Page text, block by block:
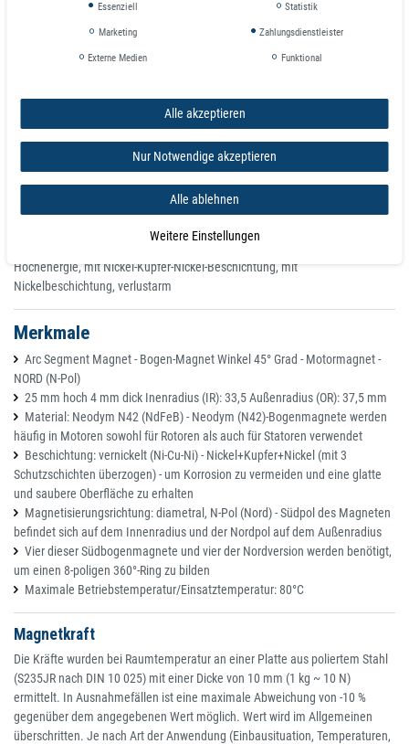
Eigenschaften
Form: Bogen, segmentförmig maßgefertigt
elektrisches Handwerkzeug, für Pumpen
Sonstige Eigenschaften: anisotrop, für Hochleistungsanwendungen,
Hochenergie, mit Nickel-Kupfer-Nickel-Beschichtung, mit
Nickelbeschichtung, verlustarm
Merkmale
Arc Segment Magnet - Bogen-Magnet Winkel 45° Grad - Motormagnet -
NORD (N-Pol)
25 mm hoch 4 mm dick Inenradius (IR): 33,5 Außenradius (OR): 37,5 mm
Material: Neodym N42 (NdFeB) - Neodym (N42)-Bogenmagnete werden
häufig in Motoren sowohl für Rotoren als auch für Statoren verwendet
Beschichtung: vernickelt (Ni-Cu-Ni) - Nickel+Kupfer+Nickel (mit 3
Schutzschichten überzogen) - um Korrosion zu vermeiden und eine glatte
und saubere Oberfläche zu erhalten
Magnetisierungsrichtung: diametral, N-Pol (Nord) - Südpol des Magneten
befindet sich auf dem Innenradius und der Nordpol auf dem Außenradius
Vier dieser Südbogenmagnete und vier der Nordversion werden benötigt,
um einen 8-poligen 360°-Ring zu bilden
Maximale Betriebstemperatur/Einsatztemperatur: 80°C
Magnetkraft
Die Kräfte wurden bei Raumtemperatur an einer Platte aus poliertem Stahl
(S235JR nach DIN 10 025) mit einer Dicke von 10 mm (1 kg ~ 10 N)
ermittelt. In Ausnahmefällen ist eine maximale Abweichung von -10 %
gegenüber dem angegebenen Wert möglich. Wert wird im Allgemeinen
überschritten. Je nach Art der Anwendung (Einbausituation, Temperaturen,
Essenziell Statistik
Marketing Zahlungsdienstleister
Externe Medien Funktional
Alle akzeptieren
Nur Notwendige akzeptieren
Alle ablehnen
Weitere Einstellungen